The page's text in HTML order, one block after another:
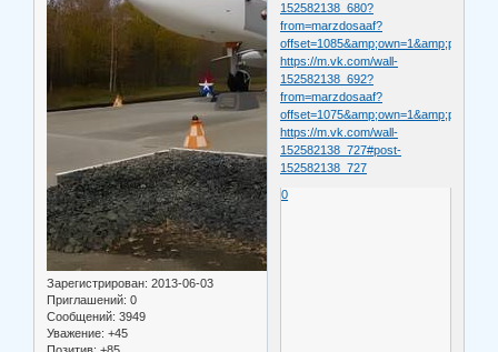
Зарегистрирован: 2013-06-03
Приглашений: 0
Сообщений: 3949
Уважение: +45
152582138_680?
from=marzdosaaf?
https://m.vk.com/wall-
152582138_692?
from=marzdosaaf?
https://m.vk.com/wall-
152582138_727#post-
152582138_727
0